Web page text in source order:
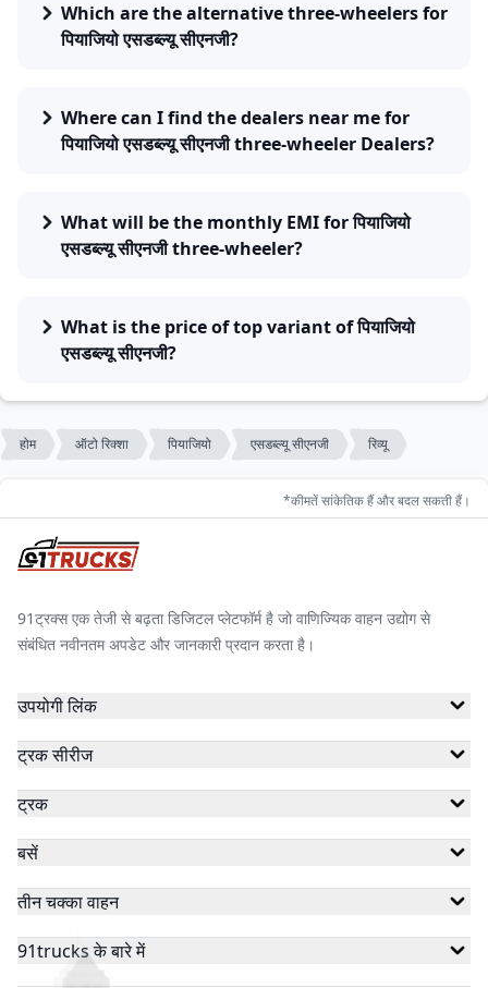
Which are the alternative three-wheelers for
पियाजियो एसडब्ल्यू सीएनजी?
Where can I find the dealers near me for
पियाजियो एसडब्ल्यू सीएनजी three-wheeler Dealers?
What will be the monthly EMI for पियाजियो
एसडब्ल्यू सीएनजी three-wheeler?
What is the price of top variant of पियाजियो
एसडब्ल्यू सीएनजी?
होम ऑटो रिक्शा पियाजियो एसडब्ल्यू सीएनजी रिव्यू
*कीमतें सांकेतिक हैं और बदल सकती हैं।
91ट्रक्स एक तेजी से बढ़ता डिजिटल प्लेटफॉर्म है जो वाणिज्यिक वाहन उद्योग से
संबंधित नवीनतम अपडेट और जानकारी प्रदान करता है।
उपयोगी लिंक
ट्रक सीरीज
ट्रक
बसें
तीन चक्का वाहन
91trucks के बारे में